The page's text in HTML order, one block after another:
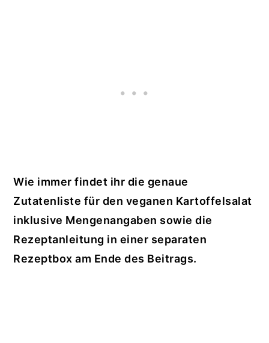
Wie immer findet ihr die genaue
Zutatenliste für den veganen Kartoffelsalat
inklusive Mengenangaben sowie die
Rezeptanleitung in einer separaten
Rezeptbox am Ende des Beitrags.